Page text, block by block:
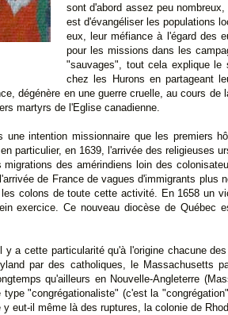
sont d'abord assez peu
est d'évangéliser les populations
eux, leur méfiance à l'égard des
pour les missions dans les
"sauvages", tout cela explique
chez les Hurons en partageant
dégénère en une guerre cruelle, au cours
martyrs de l'Eglise canadienne.
une intention missionnaire que les premiers
particulier, en 1639, l'arrivée des religieuses
des amérindiens loin des
de France de vagues d'immigrants plus
colons de toute cette activité. En 1658 un
exercice. Ce nouveau diocèse de
y a cette particularité qu'à l'origine chacune
par des catholiques, le Massachusetts
qu'ailleurs en Nouvelle-Angleterre
type "congrégationaliste" (c'est la
y eut-il même là des ruptures, la colonie de